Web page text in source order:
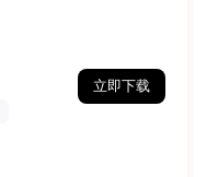
立即下载